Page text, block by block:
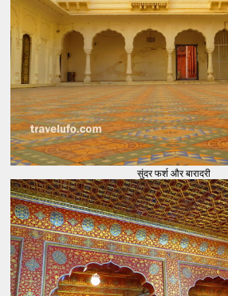
सुंदर फर्श और बारादरी